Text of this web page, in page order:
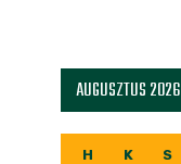
AUGUSZTUS 2026
H K S